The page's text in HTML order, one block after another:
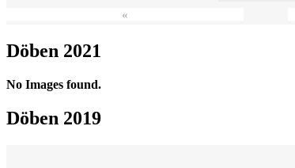
«
Döben 2021
No Images found.
Döben 2019